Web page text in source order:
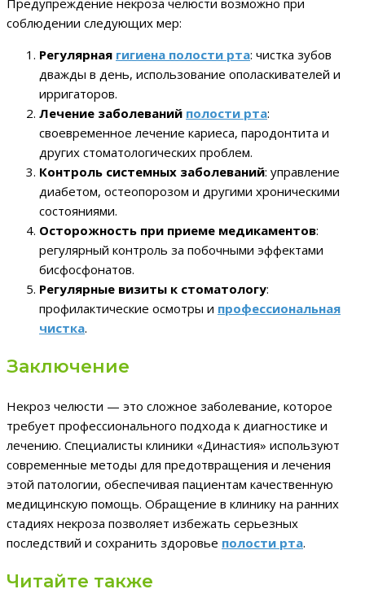
Предупреждение некроза челюсти возможно при
соблюдении следующих мер:
Регулярная гигиена полости рта: чистка зубов
дважды в день, использование ополаскивателей и
ирригаторов.
Лечение заболеваний полости рта:
своевременное лечение кариеса, пародонтита и
других стоматологических проблем.
Контроль системных заболеваний: управление
диабетом, остеопорозом и другими хроническими
состояниями.
Осторожность при приеме медикаментов:
регулярный контроль за побочными эффектами
бисфосфонатов.
Регулярные визиты к стоматологу:
профилактические осмотры и профессиональная
чистка.
Заключение
Некроз челюсти — это сложное заболевание, которое
требует профессионального подхода к диагностике и
лечению. Специалисты клиники «Династия» используют
современные методы для предотвращения и лечения
этой патологии, обеспечивая пациентам качественную
медицинскую помощь. Обращение в клинику на ранних
стадиях некроза позволяет избежать серьезных
последствий и сохранить здоровье полости рта.
Читайте также